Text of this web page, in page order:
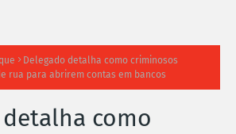
Delegado detalha como criminosos
rua para abrirem contas em bancos
como